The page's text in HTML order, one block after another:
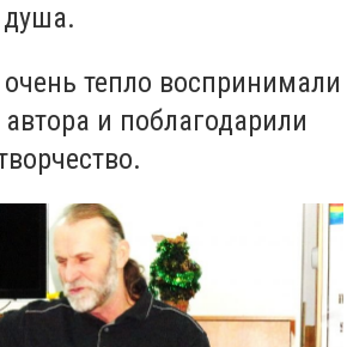
душа.
очень тепло воспринимали
и поблагодарили